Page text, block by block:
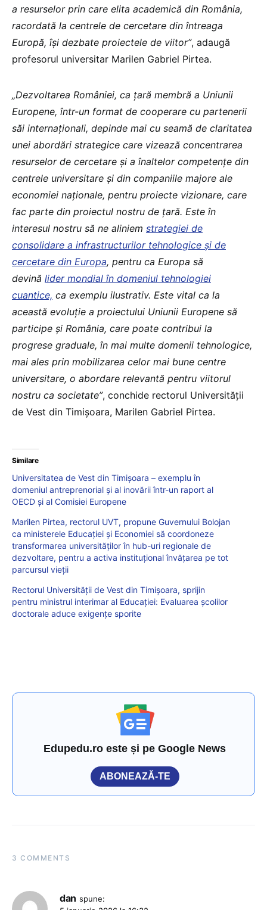
a resurselor prin care elita academică din România,
racordată la centrele de cercetare din întreaga
Europă, își dezbate proiectele de viitor”, adaugă
profesorul universitar Marilen Gabriel Pirtea.
„Dezvoltarea României, ca țară membră a Uniunii
Europene, într-un format de cooperare cu partenerii
săi internaționali, depinde mai cu seamă de claritatea
unei abordări strategice care vizează concentrarea
resurselor de cercetare și a înaltelor competențe din
centrele universitare și din companiile majore ale
economiei naționale, pentru proiecte vizionare, care
fac parte din proiectul nostru de țară. Este în
interesul nostru să ne aliniem strategiei de
consolidare a infrastructurilor tehnologice și de
cercetare din Europa, pentru ca Europa să
devină lider mondial în domeniul tehnologiei
cuantice, ca exemplu ilustrativ. Este vital ca la
această evoluție a proiectului Uniunii Europene să
participe și România, care poate contribui la
progrese graduale, în mai multe domenii tehnologice,
mai ales prin mobilizarea celor mai bune centre
universitare, o abordare relevantă pentru viitorul
nostru ca societate”, conchide rectorul Universității
de Vest din Timișoara, Marilen Gabriel Pirtea.
Similare
Universitatea de Vest din Timișoara – exemplu în
domeniul antreprenorial și al inovării într-un raport al
OECD și al Comisiei Europene
Marilen Pirtea, rectorul UVT, propune Guvernului Bolojan
ca ministerele Educației și Economiei să coordoneze
transformarea universităților în hub-uri regionale de
dezvoltare, pentru a activa instituțional învățarea pe tot
parcursul vieții
Rectorul Universității de Vest din Timișoara, sprijin
pentru ministrul interimar al Educației: Evaluarea școlilor
doctorale aduce exigențe sporite
Edupedu.ro este și pe Google News
ABONEAZĂ-TE
3 COMMENTS
dan spune: